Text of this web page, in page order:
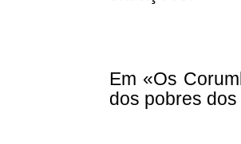
Em «Os
dos pobres